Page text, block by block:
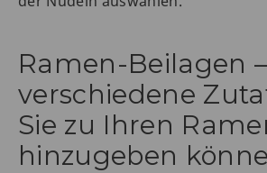
Ramen-Beilagen –
verschiedene
Sie zu Ihren
hinzugeben